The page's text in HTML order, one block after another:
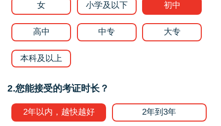
女 小学及以下 初中
高中 中专 大专
本科及以上
2.您能接受的考证时长？
2年以内，越快越好 2年到3年